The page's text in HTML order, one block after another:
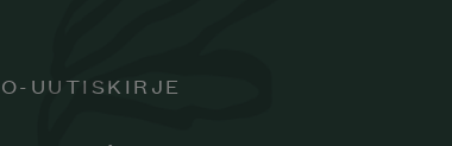
UUTISKIRJE